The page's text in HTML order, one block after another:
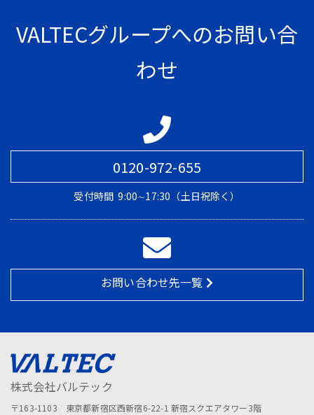
VALTECグループへのお問い合
わせ
0120-972-655
受付時間 9:00∼17:30（土日祝除く）
お問い合わせ先一覧
株式会社バルテック
〒163-1103 東京都新宿区西新宿6-22-1 新宿スクエアタワー3階